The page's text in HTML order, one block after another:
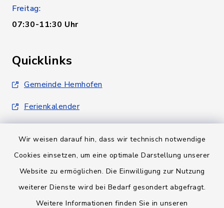
Wir weisen darauf hin, dass wir technisch notwendige
Cookies einsetzen, um eine optimale Darstellung unserer
Website zu ermöglichen. Die Einwilligung zur Nutzung
weiterer Dienste wird bei Bedarf gesondert abgefragt.
Weitere Informationen finden Sie in unseren
Freitag:
07:30-11:30 Uhr
Quicklinks
Gemeinde Hemhofen
Ferienkalender